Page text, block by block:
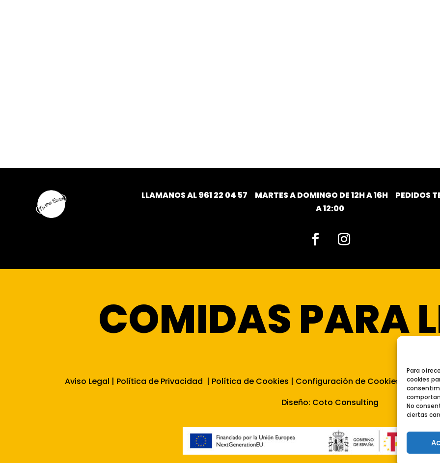
Para
cookies
No
ciertas
LLAMANOS AL961 22 04 57 MARTES A DOMINGO DE 12H A 16H PEDIDOS
A 12:00
COMIDAS PARA
Aviso Legal | Política de Privacidad | Política de Cookies | Configuración de Cookies |Mapa
Diseño: Coto Consulting